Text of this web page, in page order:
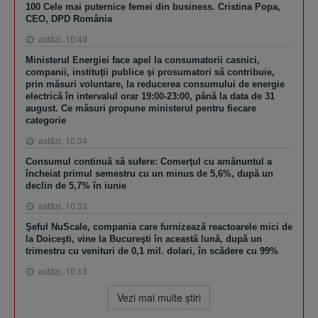
100 Cele mai puternice femei din business. Cristina Popa,
CEO, DPD România
astăzi, 10:49
Ministerul Energiei face apel la consumatorii casnici,
companii, instituţii publice şi prosumatori să contribuie,
prin măsuri voluntare, la reducerea consumului de energie
electrică în intervalul orar 19:00-23:00, până la data de 31
august. Ce măsuri propune ministerul pentru fiecare
categorie
astăzi, 10:34
Consumul continuă să sufere: Comerţul cu amănuntul a
încheiat primul semestru cu un minus de 5,6%, după un
declin de 5,7% în iunie
astăzi, 10:33
Şeful NuScale, compania care furnizează reactoarele mici de
la Doiceşti, vine la Bucureşti în această lună, după un
trimestru cu venituri de 0,1 mil. dolari, în scădere cu 99%
astăzi, 10:13
Vezi mai multe ştiri